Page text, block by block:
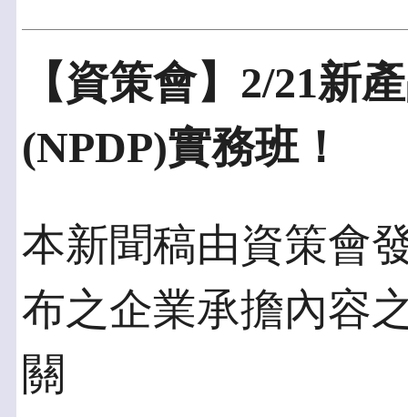
【資策會】2/21新
(NPDP)實務班！
本新聞稿由資策會
布之企業承擔內容
關